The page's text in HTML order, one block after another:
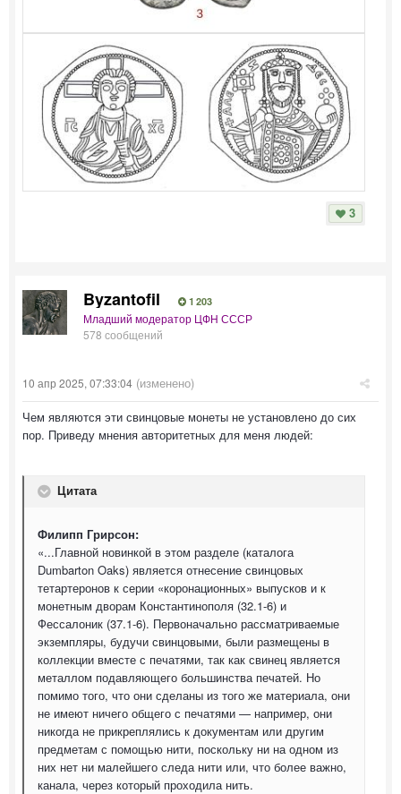
3
Byzantofil 1 203
Младший модератор ЦФН СССР
578 сообщений
10 апр 2025, 07:33:04 (изменено)
Чем являются эти свинцовые монеты не установлено до сих
пор. Приведу мнения авторитетных для меня людей:
Цитата
Филипп Грирсон:
«...Главной новинкой в этом разделе (каталога
Dumbarton Oaks) является отнесение свинцовых
тетартеронов к серии «коронационных» выпусков и к
монетным дворам Константинополя (32.1-6) и
Фессалоник (37.1-6). Первоначально рассматриваемые
экземпляры, будучи свинцовыми, были размещены в
коллекции вместе с печатями, так как свинец является
металлом подавляющего большинства печатей. Но
помимо того, что они сделаны из того же материала, они
не имеют ничего общего с печатями — например, они
никогда не прикреплялись к документам или другим
предметам с помощью нити, поскольку ни на одном из
них нет ни малейшего следа нити или, что более важно,
канала, через который проходила нить.